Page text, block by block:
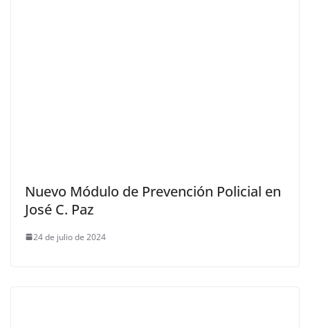
Nuevo Módulo de Prevención Policial en
José C. Paz
24 de julio de 2024